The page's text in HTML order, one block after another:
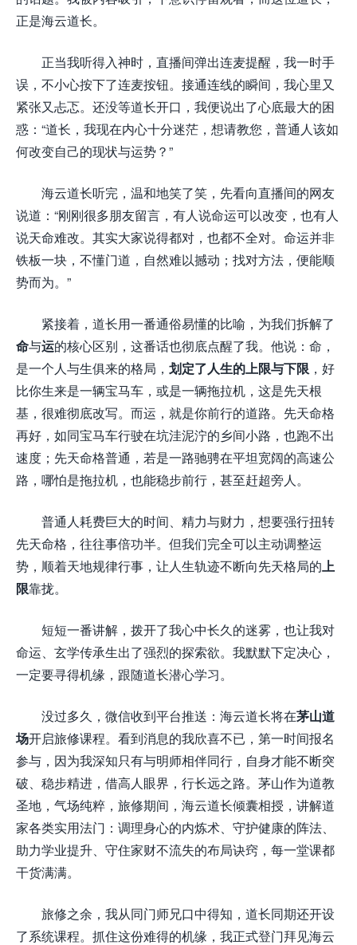
正是海云道长。
正当我听得入神时，直播间弹出连麦提醒，我一时手
误，不小心按下了连麦按钮。接通连线的瞬间，我心里又
紧张又忐忑。还没等道长开口，我便说出了心底最大的困
惑：“道长，我现在内心十分迷茫，想请教您，普通人该如
何改变自己的现状与运势？”
海云道长听完，温和地笑了笑，先看向直播间的网友
说道：“刚刚很多朋友留言，有人说命运可以改变，也有人
说天命难改。其实大家说得都对，也都不全对。命运并非
铁板一块，不懂门道，自然难以撼动；找对方法，便能顺
势而为。”
紧接着，道长用一番通俗易懂的比喻，为我们拆解了
命与运的核心区别，这番话也彻底点醒了我。他说：命，
是一个人与生俱来的格局， 划定了人生的上限与下限 ，好
比你生来是一辆宝马车，或是一辆拖拉机，这是先天根
基，很难彻底改写。而运，就是你前行的道路。先天命格
再好，如同宝马车行驶在坑洼泥泞的乡间小路，也跑不出
速度；先天命格普通，若是一路驰骋在平坦宽阔的高速公
路，哪怕是拖拉机，也能稳步前行，甚至赶超旁人。
普通人耗费巨大的时间、精力与财力，想要强行扭转
先天命格，往往事倍功半。但我们完全可以主动调整运
势，顺着天地规律行事，让人生轨迹不断向先天格局的 上
限靠拢。
短短一番讲解，拨开了我心中长久的迷雾，也让我对
命运、玄学传承生出了强烈的探索欲。我默默下定决心，
一定要寻得机缘，跟随道长潜心学习。
没过多久，微信收到平台推送：海云道长将在茅山道
场开启旅修课程。看到消息的我欣喜不已，第一时间报名
参与，因为我深知只有与明师相伴同行，自身才能不断突
破、稳步精进，借高人眼界，行长远之路。茅山作为道教
圣地，气场纯粹，旅修期间，海云道长倾囊相授，讲解道
家各类实用法门：调理身心的内炼术、守护健康的阵法、
助力学业提升、守住家财不流失的布局诀窍，每一堂课都
干货满满。
旅修之余，我从同门师兄口中得知，道长同期还开设
了系统课程。抓住这份难得的机缘，我正式登门拜见海云